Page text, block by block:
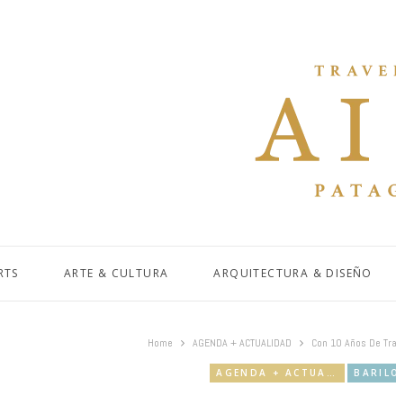
ARTE & CULTURA ARQUITECTURA & DISEÑO
Home AGENDA + ACTUALIDAD Con 10 Años De
AGENDA + ACTUALIDAD